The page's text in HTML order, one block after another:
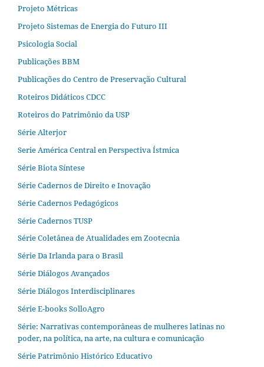
Projeto Métricas
Projeto Sistemas de Energia do Futuro III
Psicologia Social
Publicações BBM
Publicações do Centro de Preservação Cultural
Roteiros Didáticos CDCC
Roteiros do Patrimônio da USP
Série Alterjor
Serie América Central en Perspectiva Ístmica
Série Biota Síntese
Série Cadernos de Direito e Inovação
Série Cadernos Pedagógicos
Série Cadernos TUSP
Série Coletânea de Atualidades em Zootecnia
Série Da Irlanda para o Brasil
Série Diálogos Avançados
Série Diálogos Interdisciplinares
Série E-books SolloAgro
Série: Narrativas contemporâneas de mulheres latinas no
poder, na política, na arte, na cultura e comunicação
Série Patrimônio Histórico Educativo